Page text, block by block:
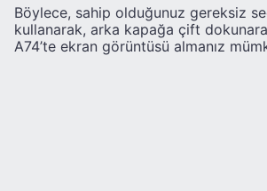
Böylece, sahip olduğunuz gereksiz
kullanarak, arka kapağa çift
A74’te ekran görüntüsü almanız